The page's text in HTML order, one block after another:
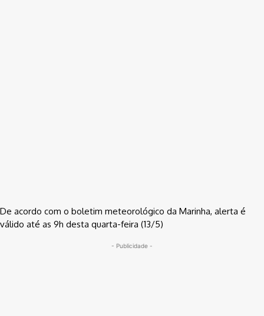
De acordo com o boletim meteorológico da Marinha, alerta é
válido até as 9h desta quarta-feira (13/5)
- Publicidade -